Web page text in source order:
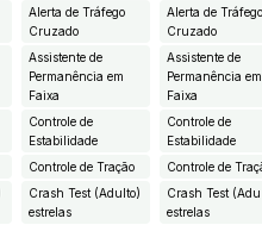
Alerta de Tráfego
Cruzado
Assistente de
Permanência em
Faixa
Controle de
Estabilidade
Controle de Tração
Crash Test (Adulto)
estrelas
Alerta de
Cruzado
Assistente de
Permanência em
Faixa
Controle de
Estabilidade
Controle de
Crash Test
estrelas